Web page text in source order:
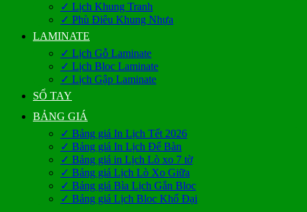
✓ Lịch Khung Tranh
✓ Phù Điêu Khung Nhựa
LAMINATE
✓ Lịch Gỗ Laminate
✓ Lịch Bloc Laminate
✓ Lịch Gập Laminate
SỔ TAY
BẢNG GIÁ
✓ Bảng giá In Lịch Tết 2026
✓ Bảng giá In Lịch Để Bàn
✓ Bảng giá in Lịch Lò xo 7 tờ
✓ Bảng giá Lịch Lò Xo Giữa
✓ Bảng giá Bìa Lịch Gắn Bloc
✓ Bảng giá Lịch Bloc Khổ Đại